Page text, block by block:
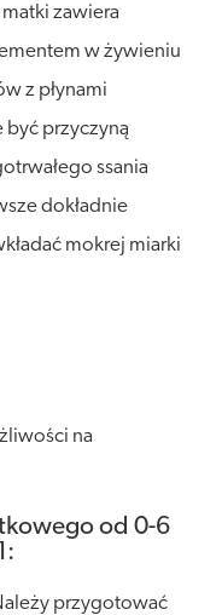
zawiera
w żywieniu
z płynami
przyczyną
ssania
dokładnie
mokrej miarki
na
od 0-6
przygotować